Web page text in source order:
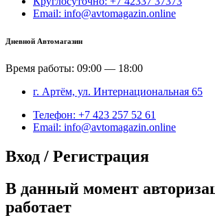
Email: info@avtomagazin.online
Дневной Автомагазин
Время работы: 09:00 — 18:00
г. Артём, ул. Интернациональная 65
Телефон: +7 423 257 52 61
Email: info@avtomagazin.online
Вход / Регистрация
В данный момент
работает